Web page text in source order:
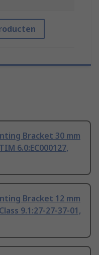
Bracket 30 mm
6.0:EC000127,
Bracket 12 mm
9.1:27-27-37-01,